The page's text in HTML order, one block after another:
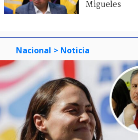
Migueles
Nacional > Noticia